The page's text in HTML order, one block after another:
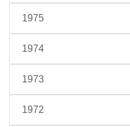
1975
1974
1973
1972